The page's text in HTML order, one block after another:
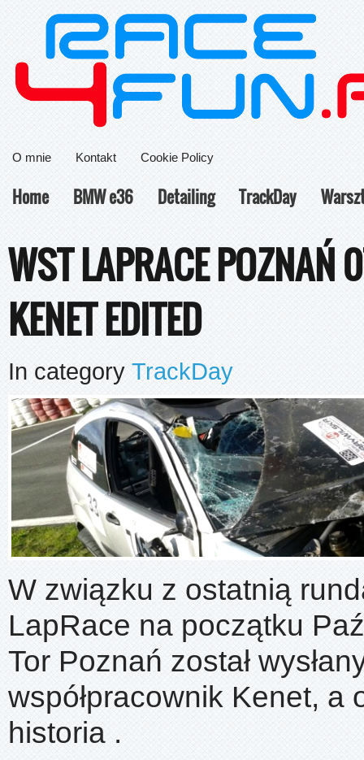
O mnie Kontakt Cookie Policy
Home BMW e36 Detailing TrackDay
WST LAPRACE POZNAŃ
KENET EDITED
In category TrackDay
W związku z ostatnią
LapRace na początku
Tor Poznań został
współpracownik Kenet, a
historia .